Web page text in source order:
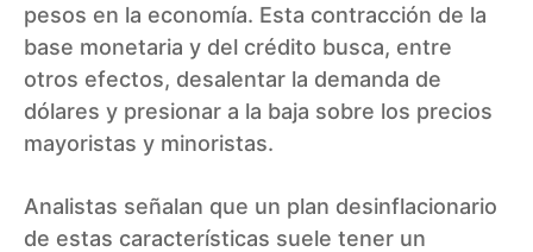
pesos en la economía. Esta contracción de la
base monetaria y del crédito busca, entre
otros efectos, desalentar la demanda de
dólares y presionar a la baja sobre los precios
mayoristas y minoristas.
Analistas señalan que un plan desinflacionario
de estas características suele tener un